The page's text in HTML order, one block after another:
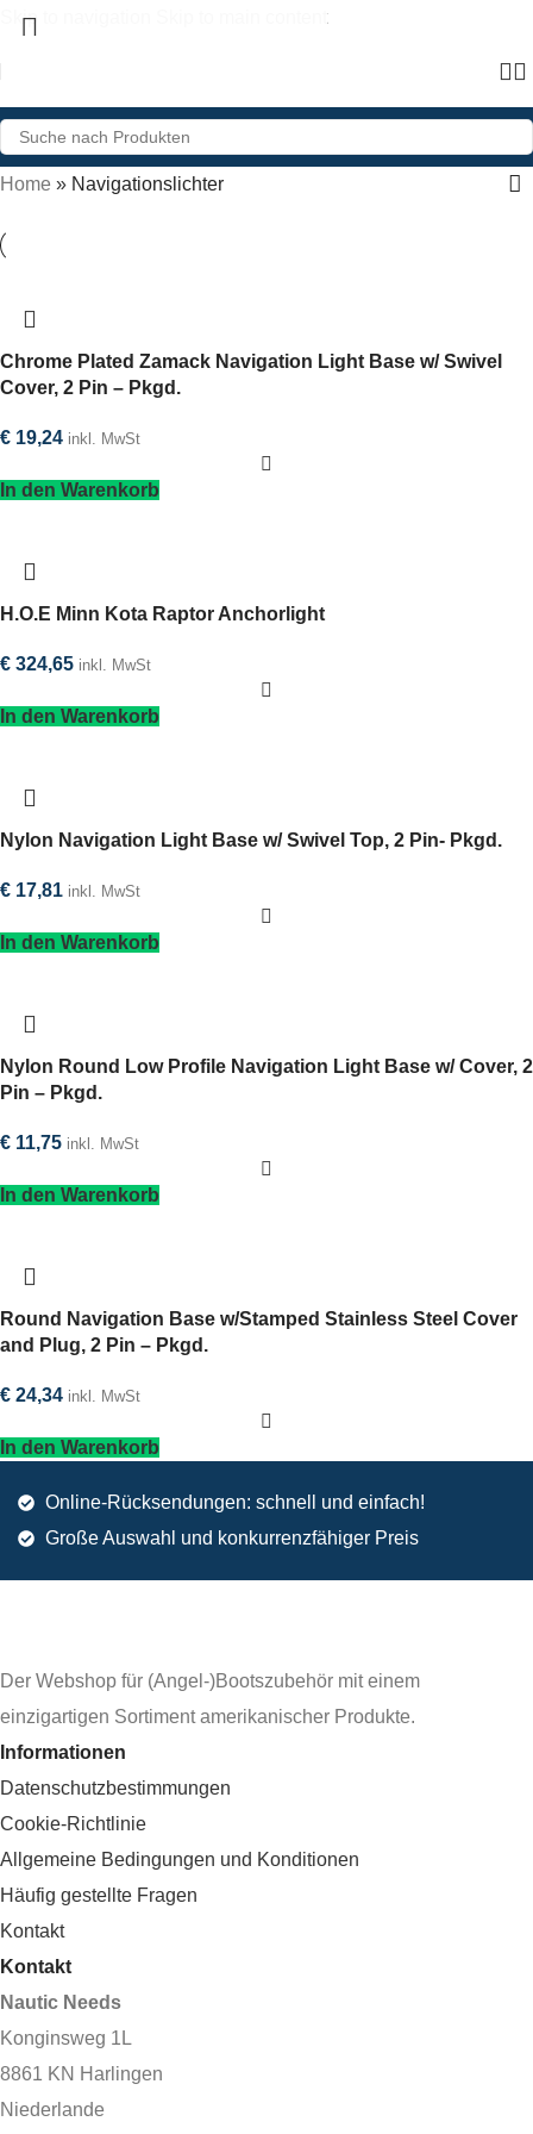
Skip to navigation
Home » Navigationslichter
Chrome Plated Zamack Navigation Light Base w/ Swivel
Cover, 2 Pin – Pkgd.
€ 19,24 inkl. MwSt
In den Warenkorb
H.O.E Minn Kota Raptor Anchorlight
€ 324,65 inkl. MwSt
In den Warenkorb
Nylon Navigation Light Base w/ Swivel Top, 2 Pin- Pkgd.
€ 17,81 inkl. MwSt
In den Warenkorb
Nylon Round Low Profile Navigation Light Base w/ Cover, 2
Pin – Pkgd.
€ 11,75 inkl. MwSt
In den Warenkorb
Round Navigation Base w/Stamped Stainless Steel Cover
and Plug, 2 Pin – Pkgd.
€ 24,34 inkl. MwSt
In den Warenkorb
Online-Rücksendungen: schnell und einfach!
Große Auswahl und konkurrenzfähiger Preis
Der Webshop für (Angel-)Bootszubehör mit einem
einzigartigen Sortiment amerikanischer Produkte.
Informationen
Datenschutzbestimmungen
Cookie-Richtlinie
Allgemeine Bedingungen und Konditionen
Häufig gestellte Fragen
Kontakt
Kontakt
Nautic Needs
Konginsweg 1L
8861 KN Harlingen
Niederlande